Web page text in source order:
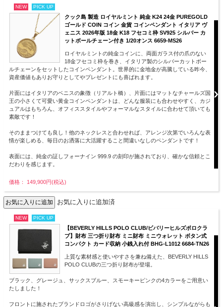
NEW PICK UP
クック島 製造 ロイヤルミント 純金 K24 24金 PUREGOLD
ゴールド COIN コイン 金貨 コインペンダント イタリア ヴ
ェニス 2026年版 18金 K18 フセコミ枠 SV925 シルバー カ
ットボールチェーン付き 1/20オンス 6659-MS26
ロイヤルミントの純金コインに、両面ガラス付の爪のない
18金フセコミ枠を巻き、イタリア製のシルバーカットボー
ルチェーンをセットしたコインペンダント。世界的に金地金が高騰している昨今、
資産価値もありお守りとしてやプレゼントにも喜ばれます。
片面にはイタリアのベニスの象徴（リアルト橋）、片面にはマットなチャールズ国
王の小さくて可愛い黄金コインペンダントは、どんな服装にも合わせやすく、カジ
ュアルはもちろん、オフィススタイルやフォーマルなスタイルに合わせて頂いても
素敵です！
そのままつけても良し！他のネックレスと合わせれば、アレンジ次第でいろんな表
情が楽しめる、毎日のお洒落に大活躍すること間違いなしのペンダントです！
表面には、純金の証しフォーナイン 999.9 の刻印が施されており、確かな信頼とこ
だわりを感じます。
価格： 149,900円(税込)
お気に入りに追加済
NEW PICK UP
【BEVERLY HILLS POLO CLUB/ビバリーヒルズポロクラ
ブ】財布 三つ折り財布 ミニ財布 ミニウォレット ボタン式
コンパクト カード収納 小銭入れ付 BHG-L1012 6684-TN26
上質な素材感と使いやすさを兼ね備えた、BEVERLY HILLS
POLO CLUBの三つ折り財布が登場。
ブラック、グレージュ、サックスブルー、スモーキーピンクの4カラーをご用意い
たしました！
フロントに施されたブランドロゴがさりげない高級感を演出し、シンプルながらも